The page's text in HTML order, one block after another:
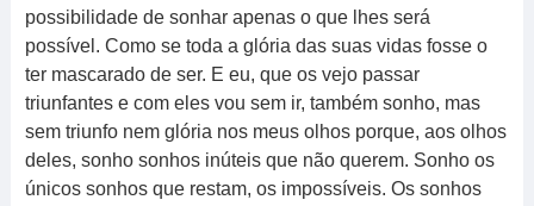
possibilidade de sonhar apenas o que lhes será
possível. Como se toda a glória das suas vidas fosse o
ter mascarado de ser. E eu, que os vejo passar
triunfantes e com eles vou sem ir, também sonho, mas
sem triunfo nem glória nos meus olhos porque, aos olhos
deles, sonho sonhos inúteis que não querem. Sonho os
únicos sonhos que restam, os impossíveis. Os sonhos